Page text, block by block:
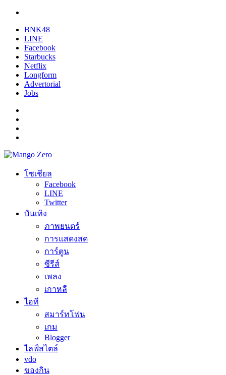
BNK48
LINE
Facebook
Starbucks
Netflix
Longform
Advertorial
Jobs
โซเชียล
Facebook
LINE
Twitter
บันเทิง
ภาพยนตร์
การแสดงสด
การ์ตูน
ซีรีส์
เพลง
เกาหลี
ไอที
สมาร์ทโฟน
เกม
Blogger
ไลฟ์สไตล์
vdo
ของกิน